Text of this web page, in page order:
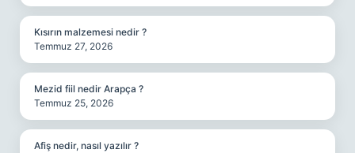
Kısırın malzemesi nedir ?
Temmuz 27, 2026
Mezid fiil nedir Arapça ?
Temmuz 25, 2026
Afiş nedir, nasıl yazılır ?